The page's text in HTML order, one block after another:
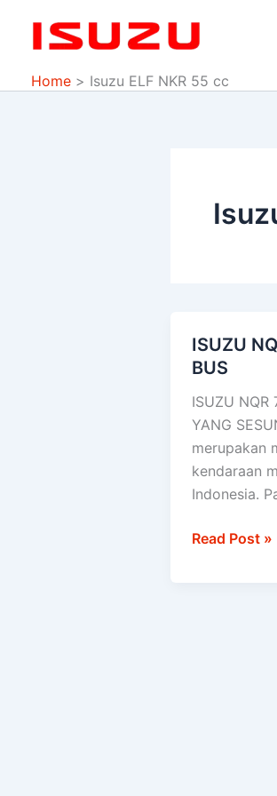
Home Isuzu ELF NKR 55 cc
ISUZU
BUS
ISUZU NQR
YANG
merupakan
kendaraan
Indonesia.
ISUZU
NQR
Read Post »